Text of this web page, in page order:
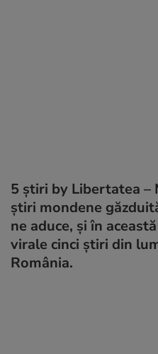
5 știri by Libertatea –
știri mondene
ne aduce, și în
virale cinci știri din
România.